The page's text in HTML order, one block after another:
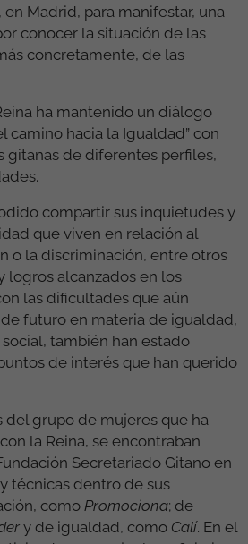
el interés continuado de la
de la Fundación Secretariado
que viven las personas
30 de abril, la Reina,
de Derechos Sociales,
Pablo Bustinduy, ha visitado
Secretariado Gitano en
Madrid, para manifestar, una
conocer la situación de las
concretamente, de las
ha mantenido un diálogo
camino hacia la Igualdad” con
de diferentes perfiles,
que viven en relación al
o la discriminación, entre otros
logros alcanzados en los
las dificultades que aún
futuro en materia de igualdad,
también han estado